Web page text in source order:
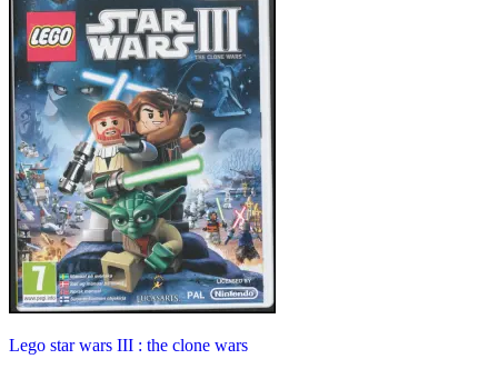
Lego star wars III : the clone wars